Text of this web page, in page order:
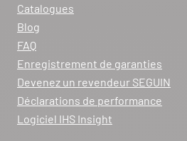
Itinéraire
Tél : 04 90 90 43 62
Voir la fiche revendeur
VOIR LE SITE CONTACTER
Catalogues
Blog
FAQ
Enregistrement de garanties
Devenez un revendeur SEGUIN
Déclarations de performance
Logiciel IHS Insight